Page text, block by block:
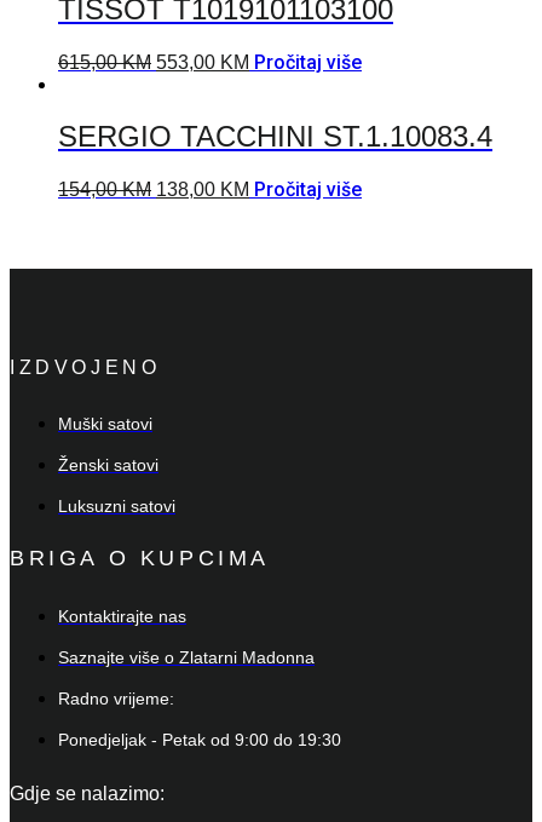
TISSOT T1019101103100
615,00KM 553,00 KM Pročitaj više
SERGIO TACCHINI ST.1.10083.4
154,00KM 138,00 KM Pročitaj više
IZDVOJENO
Muški satovi
Ženski satovi
Luksuzni satovi
BRIGA O KUPCIMA
Kontaktirajte nas
Saznajte više o Zlatarni Madonna
Radno vrijeme:
Ponedjeljak - Petak od 9:00 do 19:30
Gdje se nalazimo: